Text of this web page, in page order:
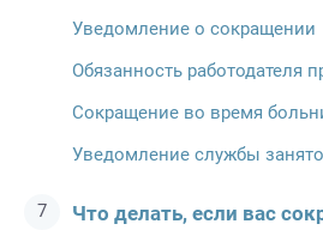
Уведомление о сокращении
Обязанность работодателя
Сокращение во время
Уведомление службы
Что делать, если вас